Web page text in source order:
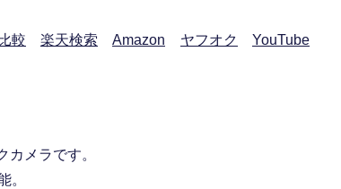
較 楽天検索 Amazon ヤフオク YouTube
メラです。
。